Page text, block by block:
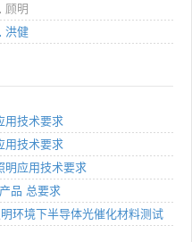
顾明
洪健
用技术要求
用技术要求
明应用技术要求
品 总要求
环境下半导体光催化材料测试